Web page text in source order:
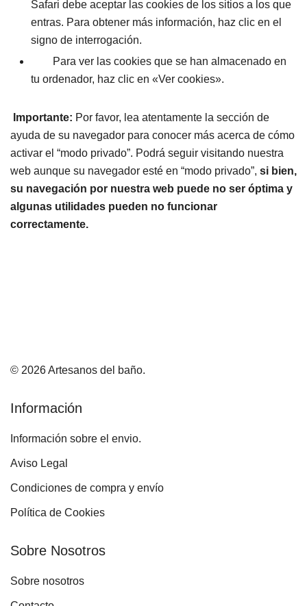
Safari debe aceptar las cookies de los sitios a los que
entras. Para obtener más información, haz clic en el
signo de interrogación.
Para ver las cookies que se han almacenado en
tu ordenador, haz clic en «Ver cookies».
Importante: Por favor, lea atentamente la sección de
ayuda de su navegador para conocer más acerca de cómo
activar el “modo privado”. Podrá seguir visitando nuestra
web aunque su navegador esté en “modo privado”, si bien,
su navegación por nuestra web puede no ser óptima y
algunas utilidades pueden no funcionar
correctamente.
© 2026 Artesanos del baño.
Información
Información sobre el envio.
Aviso Legal
Condiciones de compra y envío
Política de Cookies
Sobre Nosotros
Sobre nosotros